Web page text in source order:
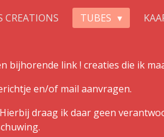
CREATIONS TUBES
bijhorende link ! creaties die ik
en/of mail aanvragen.
draag ik daar geen